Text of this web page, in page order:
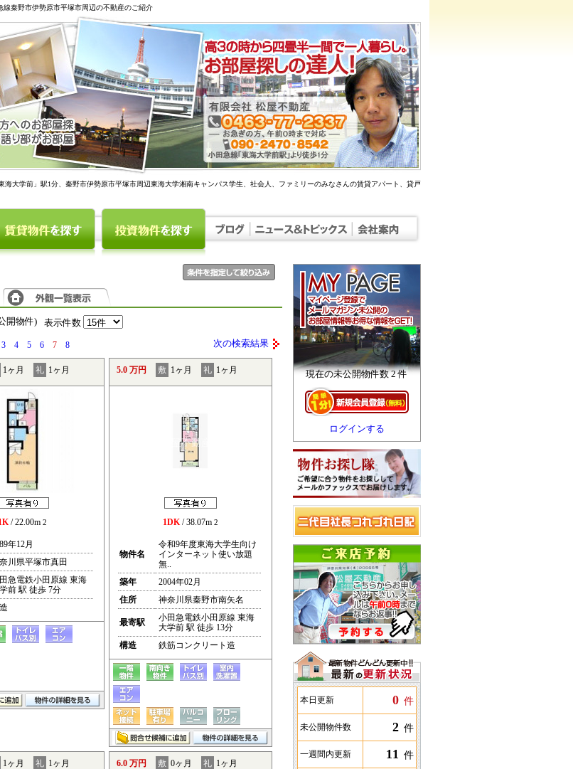
秦野市伊勢原市平塚市周辺の不動産のご紹介
大学前」駅1分、秦野市伊勢原市平塚市周辺東海大学湘南キャンパス学生、社会人、ファミリーのみなさんの賃貸アパート、貸戸
現在の未公開物件数 2 件
ログインする
本日更新 0 件
未公開物件数 2 件
一週間内更新 11 件
開物件) 表示件数
3 4 5 6 7 8 次の検索結果
1ヶ月 礼 1ヶ月
/ 22.00m 2
年12月
川県平塚市真田
急電鉄小田原線 東海
前 駅 徒歩 7分
5.0 万円 敷 1ヶ月 礼 1ヶ月
1DK/ 38.07m 2
物件名
令和9年度東海大学生向け
インターネット使い放題
無..
築年
2004年02月
住所
神奈川県秦野市南矢名
最寄駅
小田急電鉄小田原線 東海
大学前 駅 徒歩 13分
構造
鉄筋コンクリート造
1ヶ月 礼 1ヶ月 6.0 万円 敷 0ヶ月 礼 1ヶ月